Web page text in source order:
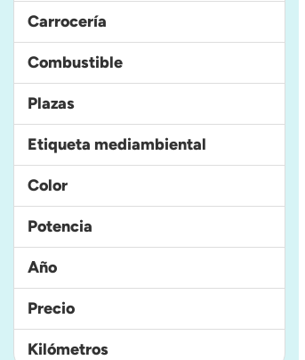
Carrocería
Combustible
Plazas
Etiqueta mediambiental
Color
Potencia
Año
Precio
Kilómetros